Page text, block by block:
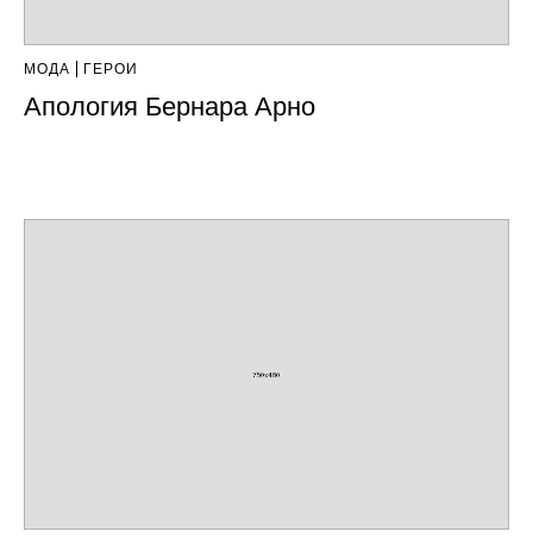
МОДА ГЕРОИ
Апология Бернара Арно